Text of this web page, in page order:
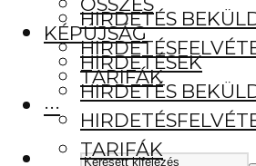
HIRDETÉS
TARIFÁK
···
KÉPÚJSÁG
HIRDETÉSEK
HIRDETÉS
TARIFÁK